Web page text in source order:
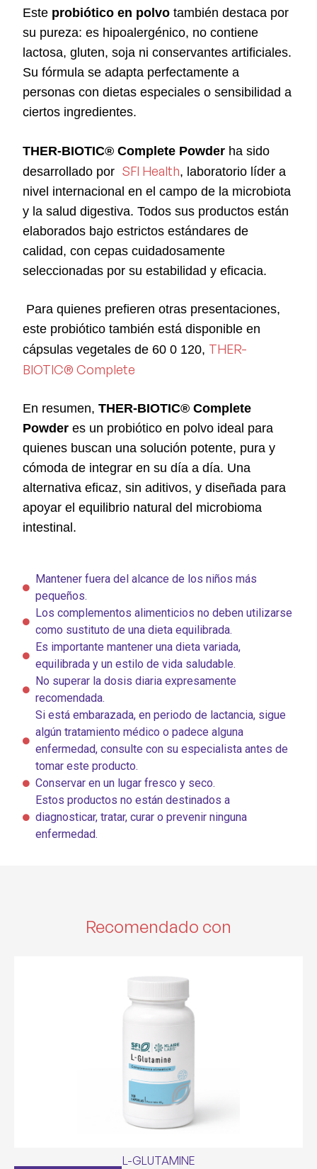
Este probiótico en polvo también destaca por
su pureza: es hipoalergénico, no contiene
lactosa, gluten, soja ni conservantes artificiales.
Su fórmula se adapta perfectamente a
personas con dietas especiales o sensibilidad a
ciertos ingredientes.
THER-BIOTIC® Complete Powder ha sido
desarrollado por SFI Health, laboratorio líder a
nivel internacional en el campo de la microbiota
y la salud digestiva. Todos sus productos están
elaborados bajo estrictos estándares de
calidad, con cepas cuidadosamente
seleccionadas por su estabilidad y eficacia.
Para quienes prefieren otras presentaciones,
este probiótico también está disponible en
cápsulas vegetales de 60 0 120, THER-
BIOTIC® Complete
En resumen, THER-BIOTIC® Complete
Powder es un probiótico en polvo ideal para
quienes buscan una solución potente, pura y
cómoda de integrar en su día a día. Una
alternativa eficaz, sin aditivos, y diseñada para
apoyar el equilibrio natural del microbioma
intestinal.
Mantener fuera del alcance de los niños más
pequeños.
Los complementos alimenticios no deben utilizarse
como sustituto de una dieta equilibrada.
Es importante mantener una dieta variada,
equilibrada y un estilo de vida saludable.
No superar la dosis diaria expresamente
recomendada.
Si está embarazada, en periodo de lactancia, sigue
algún tratamiento médico o padece alguna
enfermedad, consulte con su especialista antes de
tomar este producto.
Conservar en un lugar fresco y seco.
Estos productos no están destinados a
diagnosticar, tratar, curar o prevenir ninguna
enfermedad.
Recomendado con
L-GLUTAMINE